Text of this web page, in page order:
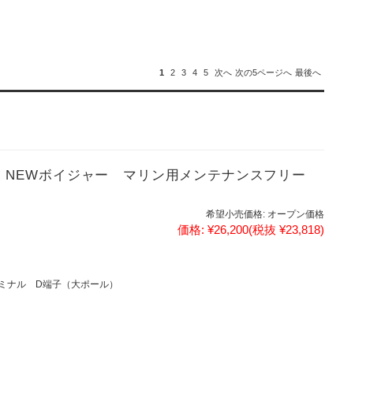
1 2 3 4 5 次へ 次の5ページへ 最後へ
ボイジャー マリン用メンテナンスフリー
希望小売価格: オープン価格
価格: ¥26,200(税抜 ¥23,818)
ル D端子（大ポール）